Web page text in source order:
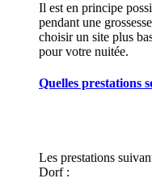
Il est en principe
pendant une
choisir un site plus
pour votre nuitée.
Quelles prestations
Les prestations
Dorf :